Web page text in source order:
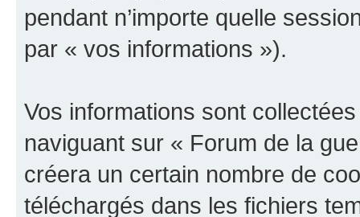
pendant n’importe quelle
par « vos informations »).
Vos informations sont
naviguant sur « Forum de la
créera un certain nombre de
téléchargés dans les fichiers